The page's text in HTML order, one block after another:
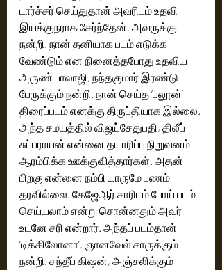
டார்ச்சர் செய்துதான் அவரிடம் உதவி
இயக்குநராக சேர்ந்தேன். அவருக்கு
நன்றி. நான் தனியாக படம் எடுக்க
வேண்டும் என நினைத்தபோது உதவிய
அருண் பாலாஜி, நந்தகுமார் இரண்டு
பேருக்கும் நன்றி. நான் செய்த ‘பலூன்’
திரைப்படம் எனக்கு திருப்தியாக இல்லை.
அந்த சமயத்தில் விஜய்சேதுபதி, திலீப்
சுப்பராயன் என்னை தயாரிப்பு நிறுவனம்
ஆரம்பிக்க ஊக்குவித்தார்கள். அதன்
பிறகு என்னை நம்பி யாருமே பணம்
தரவில்லை. கேஜேஆர் சாரிடம் போய் படம்
செய்யலாம் என்று சொன்னதும் அவர்
உடனே சரி என்றார். அந்தப் படம்தான்
‘டிக்கிலோனா’. ஞானவேல் சாருக்கும்
நன்றி. சந்தீப் கிஷன், அஞ்சலிக்கும்